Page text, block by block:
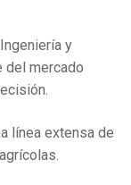
y
del mercado
línea extensa de